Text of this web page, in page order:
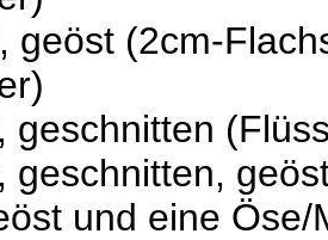
geöst (2cm-
geschnitten
geschnitten,
und eine Öse/